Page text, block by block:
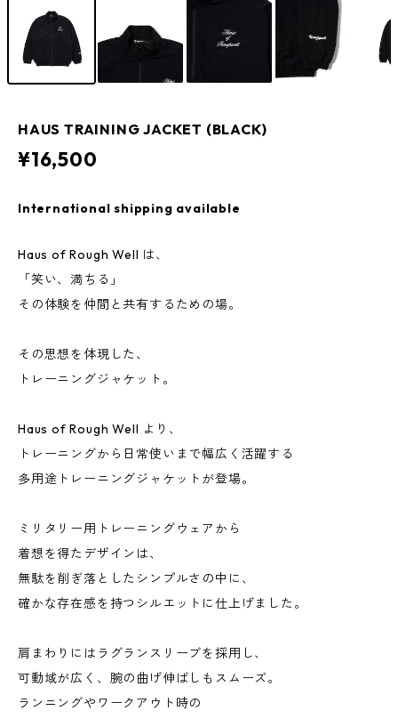
HAUS TRAINING JACKET (BLACK)
¥16,500
International shipping available
Haus of Rough Well は、
「笑い、満ちる」
その体験を仲間と共有するための場。
その思想を体現した、
トレーニングジャケット。
Haus of Rough Well より、
トレーニングから日常使いまで幅広く活躍する
多用途トレーニングジャケットが登場。
ミリタリー用トレーニングウェアから
着想を得たデザインは、
無駄を削ぎ落としたシンプルさの中に、
確かな存在感を持つシルエットに仕上げました。
肩まわりにはラグランスリーブを採用し、
可動域が広く、腕の曲げ伸ばしもスムーズ。
ランニングやワークアウト時の